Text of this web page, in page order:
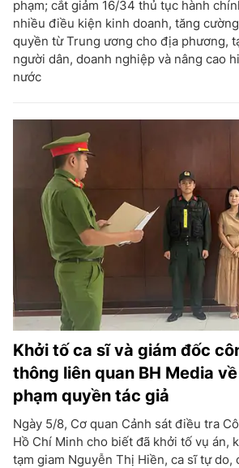
phạm; cắt giảm 16/34 thủ tục hành
nhiều điều kiện kinh doanh, tăng
quyền từ Trung ương cho địa phương,
người dân, doanh nghiệp và nâng cao
nước
Khởi tố ca sĩ và giám đốc
thông liên quan BH Media
phạm quyền tác giả
Ngày 5/8, Cơ quan Cảnh sát điều tra
Hồ Chí Minh cho biết đã khởi tố vụ án,
tạm giam Nguyễn Thị Hiền, ca sĩ tự do,